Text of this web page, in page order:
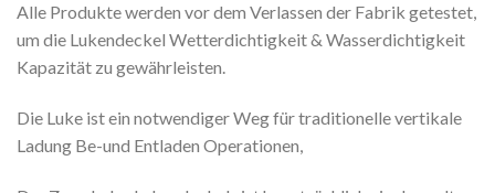
Alle Produkte werden vor dem Verlassen der Fabrik getestet,
um die Lukendeckel Wetterdichtigkeit & Wasserdichtigkeit
Kapazität zu gewährleisten.
Die Luke ist ein notwendiger Weg für traditionelle vertikale
Ladung Be-und Entladen Operationen,